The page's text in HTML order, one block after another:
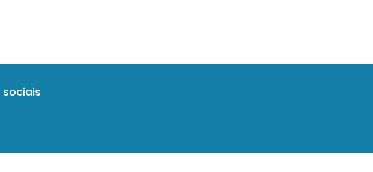
sociais